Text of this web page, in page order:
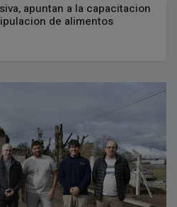
apuntan a la capacitacion
de alimentos